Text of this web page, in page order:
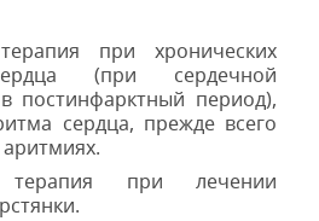
при хронических
(при сердечной
постинфарктный период),
сердца, прежде всего
терапия при лечении